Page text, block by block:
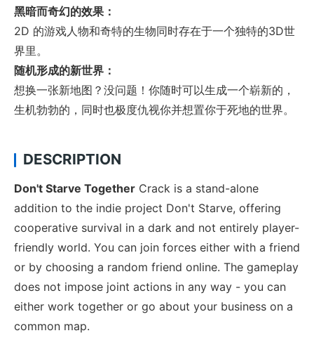
黑暗而奇幻的效果：
2D 的游戏人物和奇特的生物同时存在于一个独特的3D世
界里。
随机形成的新世界：
想换一张新地图？没问题！你随时可以生成一个崭新的，
生机勃勃的，同时也极度仇视你并想置你于死地的世界。
DESCRIPTION
Don't Starve Together Crack is a stand-alone
addition to the indie project Don't Starve, offering
cooperative survival in a dark and not entirely player-
friendly world. You can join forces either with a friend
or by choosing a random friend online. The gameplay
does not impose joint actions in any way - you can
either work together or go about your business on a
common map.